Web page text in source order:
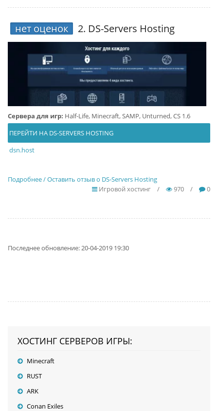
нет оценок 2. DS-Servers Hosting
Сервера для игр: Half-Life, Minecraft, SAMP, Unturned, CS 1.6
ПЕРЕЙТИ НА DS-SERVERS HOSTING
dsn.host
Подробнее / Оставить отзыв о DS-Servers Hosting
Игровой хостинг
/ 970 / 0
Последнее обновление: 20-04-2019 19:30
ХОСТИНГ СЕРВЕРОВ ИГРЫ:
Minecraft
RUST
ARK
Conan Exiles